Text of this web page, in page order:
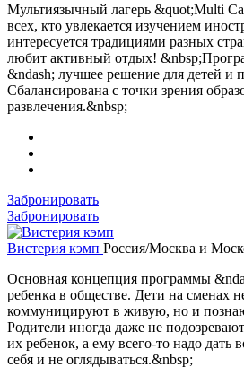
Мультиязычный лагерь &quot;Multi
всех, кто увлекается изучением
интересуется традициями разных
любит активный отдых!
&ndash; лучшее решение для детей и
Сбалансирована с точки зрения
развлечения.&nbsp;
Забронировать
Забронировать
Вистерия кэмп Россия/Москва и
Основная концепция программы
ребенка в обществе. Дети на сменах
коммуницируют в живую, но и
Родители иногда даже не
их ребенок, а ему всего-то надо дать
себя и не оглядываться.&nbsp;